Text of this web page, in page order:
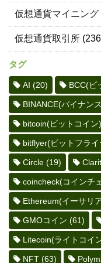
仮想通貨マイニング
仮想通貨取引所
タグ
AI (20) BCC(ビ
BINANCE(バイナン
bitcoin(ビットコイン)
bitflyer(ビットフライ
Circle (19)
coincheck(コインチ
Ethereum(イーサリ
GMOコイン (61)
Litecoin(ライトコイ
NFT (63)